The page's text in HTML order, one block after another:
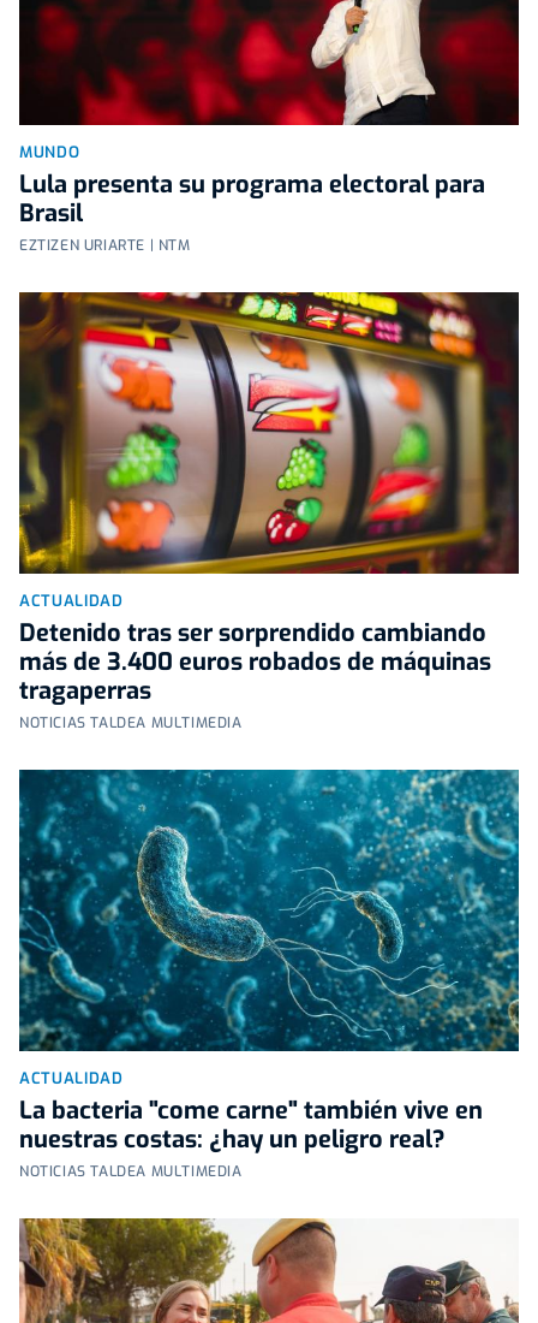
MUNDO
Lula presenta su programa electoral para
Brasil
EZTIZEN URIARTE | NTM
ACTUALIDAD
Detenido tras ser sorprendido cambiando
más de 3.400 euros robados de máquinas
tragaperras
NOTICIAS TALDEA MULTIMEDIA
ACTUALIDAD
La bacteria "come carne" también vive en
nuestras costas: ¿hay un peligro real?
NOTICIAS TALDEA MULTIMEDIA